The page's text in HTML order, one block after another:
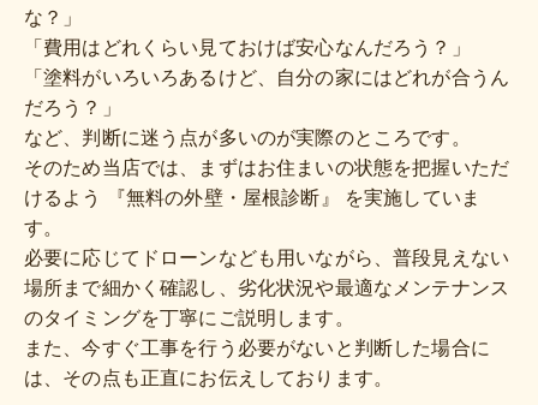
な？」
「費用はどれくらい見ておけば安心なんだろう？」
「塗料がいろいろあるけど、自分の家にはどれが合うん
だろう？」
など、判断に迷う点が多いのが実際のところです。
そのため当店では、まずはお住まいの状態を把握いただ
けるよう 『無料の外壁・屋根診断』 を実施していま
す。
必要に応じてドローンなども用いながら、普段見えない
場所まで細かく確認し、劣化状況や最適なメンテナンス
のタイミングを丁寧にご説明します。
また、今すぐ工事を行う必要がないと判断した場合に
は、その点も正直にお伝えしております。